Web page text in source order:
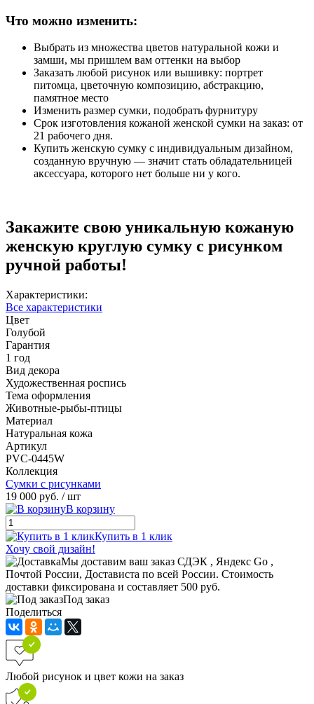
Что можно изменить:
Выбрать из множества цветов натуральной кожи и
замши, мы пришлем вам оттенки на выбор
Заказать любой рисунок или вышивку: портрет
питомца, цветочную композицию, абстракцию,
памятное место
Изменить размер сумки, подобрать фурнитуру
Срок изготовления кожаной женской сумки на заказ: от
21 рабочего дня.
Купить женскую сумку с индивидуальным дизайном,
созданную вручную — значит стать обладательницей
аксессуара, которого нет больше ни у кого.
Закажите свою уникальную кожаную
женскую круглую сумку с рисунком
ручной работы!
Характеристики:
Все характеристики
Цвет
Голубой
Гарантия
1 год
Вид декора
Художественная роспись
Тема оформления
Животные-рыбы-птицы
Материал
Натуральная кожа
Артикул
PVС-0445W
Коллекция
Сумки с рисунками
19 000 руб. / шт
В корзину
Купить в 1 клик
Хочу свой дизайн!
Мы доставим ваш заказ СДЭК , Яндекс Go ,
Почтой России, Достависта по всей России. Стоимость
доставки фиксирована и составляет 500 руб.
Под заказ
Поделиться
Любой рисунок и цвет кожи на заказ